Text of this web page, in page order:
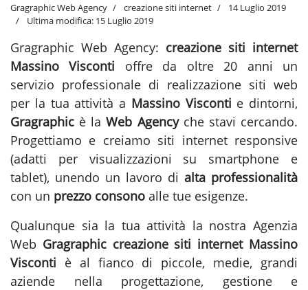
Gragraphic Web Agency creazione siti internet
14 Luglio 2019
Ultima modifica: 15 Luglio 2019
Gragraphic Web Agency: creazione siti internet
Massino Visconti offre da oltre 20 anni un
servizio professionale di realizzazione siti web
per la tua attività a Massino Visconti e dintorni,
Gragraphic è laWeb Agencyche stavi cercando.
Progettiamo e creiamo siti internet responsive
(adatti per visualizzazioni su smartphone e
tablet), unendo un lavoro di alta professionalità
con un prezzo consono alle tue esigenze.
Qualunque sia la tua attività la nostra Agenzia
Web Gragraphic creazione siti internet Massino
Visconti è al fianco di piccole, medie, grandi
aziende nella progettazione, gestione e